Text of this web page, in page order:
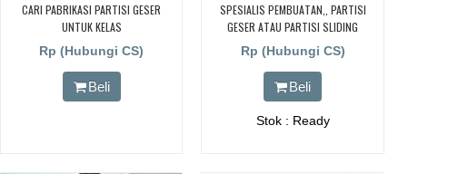
CARI PABRIKASI PARTISI GESER
UNTUK KELAS
Rp (Hubungi CS)
Beli
SPESIALIS PEMBUATAN,, PARTISI
GESER ATAU PARTISI SLIDING
|PENYEKAT RUANGAN|PINTU LIPAT|
Rp (Hubungi CS)
Beli
Stok : Ready